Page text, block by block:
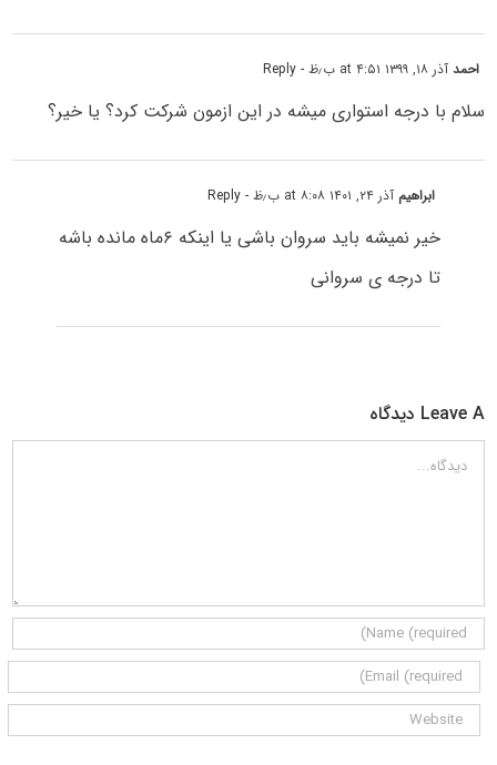
احمدآذر ۱۸, ۱۳۹۹ at ۴:۵۱ ب٫ظ - Reply
سلام با درجه استواری میشه در این ازمون شرکت کرد؟ یا خیر؟
ابراهیم آذر ۲۴, ۱۴۰۱ at ۸:۰۸ ب٫ظ - Reply
خیر نمیشه باید سروان باشی یا اینکه ۶ماه مانده باشه
تا درجه ی سروانی
Leave A دیدگاه
دیدگاه